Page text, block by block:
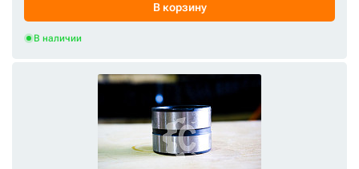
В корзину
В наличии
113-4982
1146-00350
1172-00980